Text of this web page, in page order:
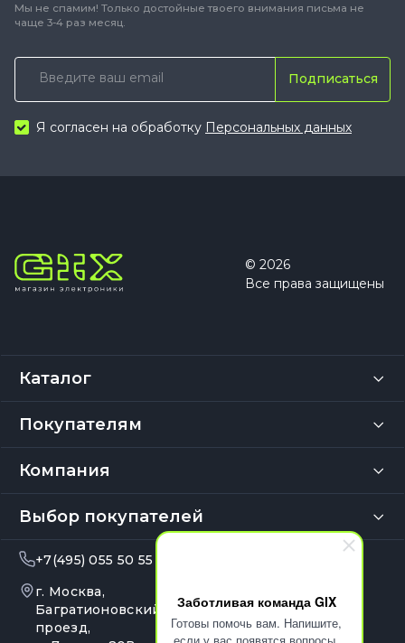
Заботливая команда GIX
Готовы помочь вам. Напишите,
Мы не спамим! Только достойные твоего внимания письма не
чаще 3-4 раз месяц.
Подписаться
Я согласен на обработку Персональных данных
© 2026
Все права защищены
Каталог
Покупателям
Компания
Выбор покупателей
+7(495) 055 50 55
г. Москва,
Багратионовский
проезд,
Ежедневно